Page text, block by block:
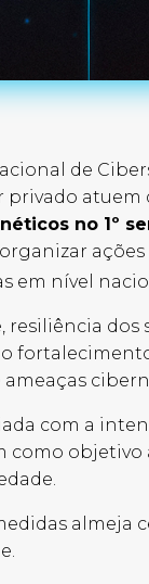
de
atuem
no 1º
em nível
dos
com a
como
almeja